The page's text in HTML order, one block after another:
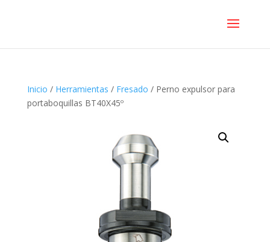
Inicio / Herramientas / Fresado / Perno expulsor para
portaboquillas BT40X45º